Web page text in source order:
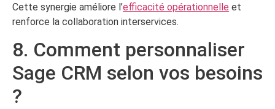
Cette synergie améliore l’efficacité opérationnelle et
renforce la collaboration interservices.
8. Comment personnaliser
Sage CRM selon vos besoins
?